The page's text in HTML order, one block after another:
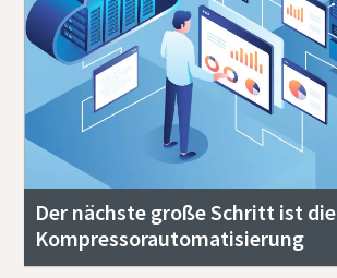
Der nächste große Schritt ist die
Kompressorautomatisierung